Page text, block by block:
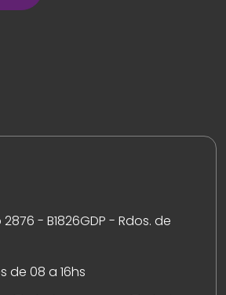
- B1826GDP - Rdos. de
de 08 a 16hs